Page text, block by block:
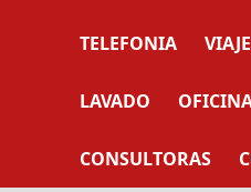
TELEFONIA
LAVADO
CONSULTORAS